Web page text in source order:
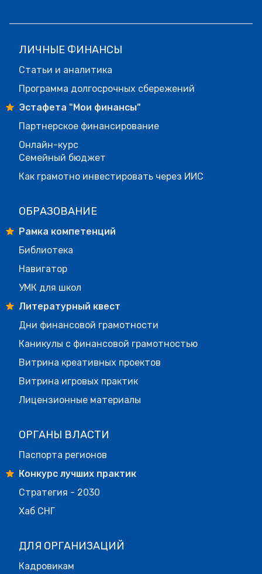
ЛИЧНЫЕ ФИНАНСЫ
Статьи и аналитика
Программа долгосрочных сбережений
Эстафета "Мои финансы"
Партнерское финансирование
Онлайн-курс
Семейный бюджет
Как грамотно инвестировать через ИИС
ОБРАЗОВАНИЕ
Рамка компетенций
Библиотека
Навигатор
УМК для школ
Литературный квест
Дни финансовой грамотности
Каникулы с финансовой грамотностью
Витрина креативных проектов
Витрина игровых практик
Лицензионные материалы
ОРГАНЫ ВЛАСТИ
Паспорта регионов
Конкурс лучших практик
Стратегия - 2030
Хаб СНГ
ДЛЯ ОРГАНИЗАЦИЙ
Кадровикам